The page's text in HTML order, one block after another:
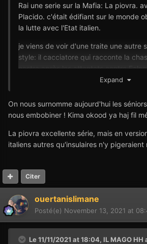
Rai une serie sur la Mafia: La piovra.
Placido. c'était édifiant sur le monde
la lutte avec l'Etat italien.
je viens de voir d'une traite une autre
style: il cacciatore qui racconte la
nostra après les attentats contre
c'est comme si vous regardez le reflet
il faut par contre regarder en version
des siciliens.
Expand
On nous surnomme aujourd'hui les
nous embobiner ! Kima okood ya haj fil
La piovra excellente série, mais en
italiens autres qu'insulaires n'y pigeraient
Citer
ouertanislimane
Posté(e) November 13, 2021 at
Le 11/11/2021 at 18:04, IL MAGO HH